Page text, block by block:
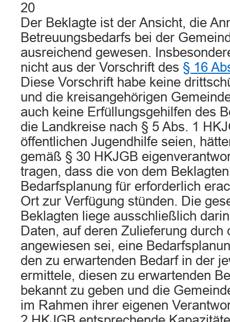
20
Der Beklagte ist der Ansicht, die
Betreuungsbedarfs bei der
ausreichend gewesen.
nicht aus der Vorschrift des § 16
Diese Vorschrift habe keine
und die kreisangehörigen
auch keine Erfüllungsgehilfen des
die Landkreise nach § 5 Abs. 1
öffentlichen Jugendhilfe seien,
gemäß § 30 HKJGB
tragen, dass die von dem
Bedarfsplanung für erforderlich
Ort zur Verfügung stünden. Die
Beklagten liege ausschließlich
Daten, auf deren Zulieferung durch
angewiesen sei, eine
den zu erwartenden Bedarf in der
ermittele, diesen zu erwartenden
bekannt zu geben und die
im Rahmen ihrer eigenen